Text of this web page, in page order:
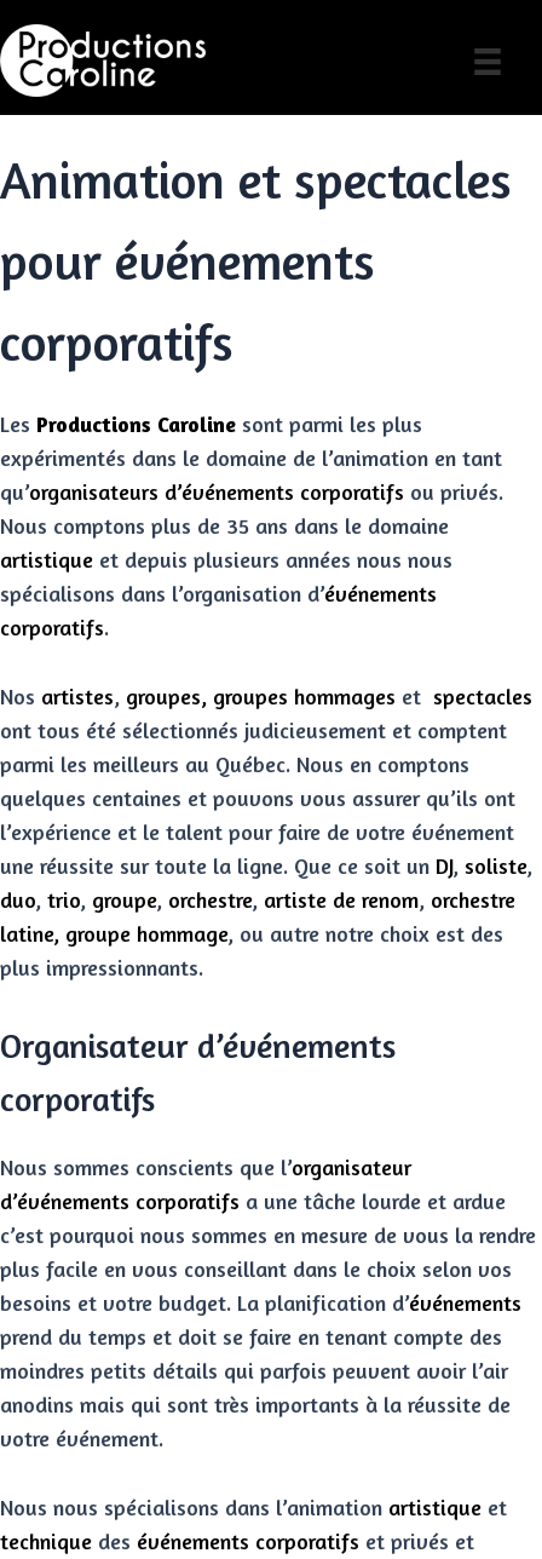
to
content
Animation et spectacles
pour événements
corporatifs
Les Productions Caroline sont parmi les plus
expérimentés dans le domaine de l’animation en tant
qu’organisateurs d’événements corporatifs ou privés.
Nous comptons plus de 35 ans dans le domaine
artistique et depuis plusieurs années nous nous
spécialisons dans l’organisation d’événements
corporatifs.
Nos artistes, groupes, groupes hommages et spectacles
ont tous été sélectionnés judicieusement et comptent
parmi les meilleurs au Québec. Nous en comptons
quelques centaines et pouvons vous assurer qu’ils ont
l’expérience et le talent pour faire de votre événement
une réussite sur toute la ligne. Que ce soit un DJ, soliste,
duo, trio, groupe, orchestre, artiste de renom, orchestre
latine, groupe hommage, ou autre notre choix est des
plus impressionnants.
Organisateur d’événements
corporatifs
Nous sommes conscients que l’organisateur
d’événements corporatifs a une tâche lourde et ardue
c’est pourquoi nous sommes en mesure de vous la rendre
plus facile en vous conseillant dans le choix selon vos
besoins et votre budget. La planification d’événements
prend du temps et doit se faire en tenant compte des
moindres petits détails qui parfois peuvent avoir l’air
anodins mais qui sont très importants à la réussite de
votre événement.
Nous nous spécialisons dans l’animation artistique et
technique des événements corporatifs et privés et